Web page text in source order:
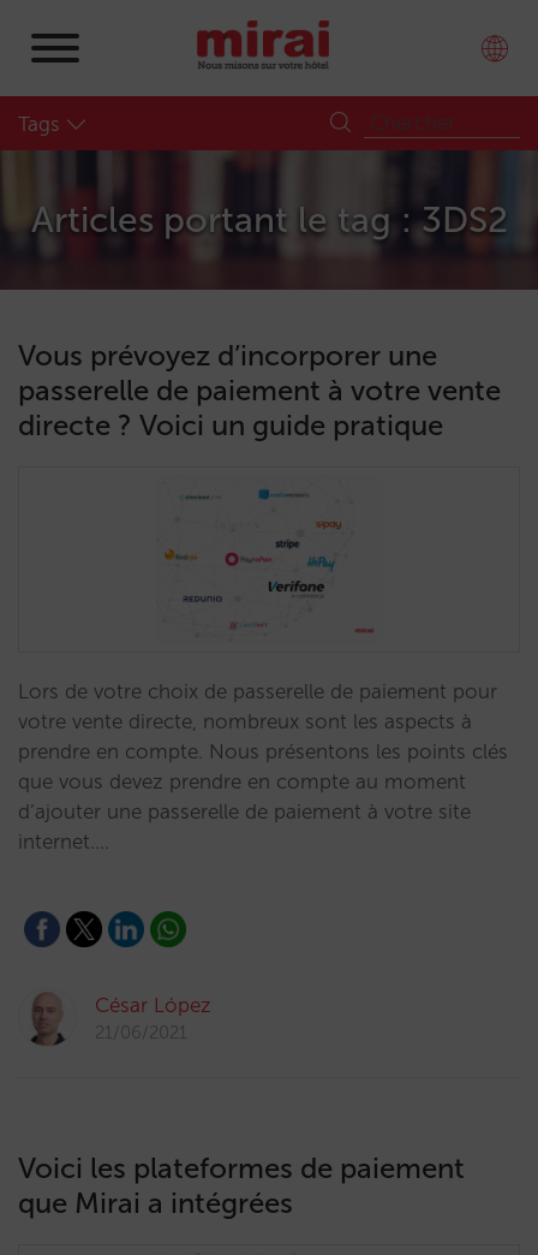
Tags
Articles portant le tag : 3DS2
Vous prévoyez d’incorporer une
passerelle de paiement à votre vente
directe ? Voici un guide pratique
Lors de votre choix de passerelle de paiement pour
votre vente directe, nombreux sont les aspects à
prendre en compte. Nous présentons les points clés
que vous devez prendre en compte au moment
d’ajouter une passerelle de paiement à votre site
internet.…
César López
21/06/2021
Voici les plateformes de paiement
que Mirai a intégrées